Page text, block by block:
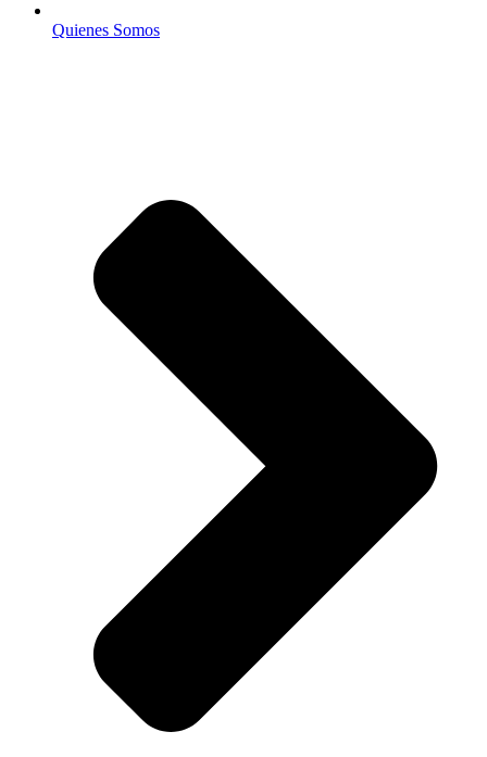
Quienes Somos